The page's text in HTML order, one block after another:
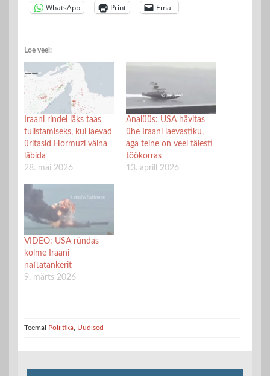
WhatsApp Print Email
Loe veel:
Iraani rindel läks taas
tulistamiseks, kui laevad
üritasid Hormuzi väina
läbida
28. mai 2026
Analüüs: USA hävitas
ühe Iraani laevastiku,
aga teine on veel täiesti
töökorras
13. aprill 2026
VIDEO: USA ründas
kolme Iraani
naftatankerit
9. märts 2026
Teemal Poliitika Uudised